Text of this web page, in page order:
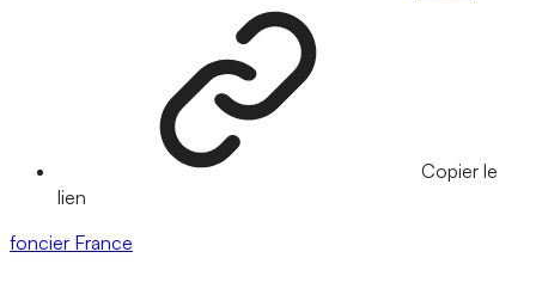
Copier le
lien
foncier France